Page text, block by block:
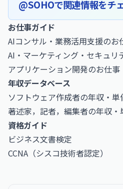
@SOHOで関連情報をチ
お仕事ガイド
AIコンサル・業務活用支援のお
AI・マーケティング・セキュリ
アプリケーション開発のお仕事
年収データベース
ソフトウェア作成者の年収・単
著述家，記者，編集者の年収・
資格ガイド
ビジネス文書検定
CCNA（シスコ技術者認定）